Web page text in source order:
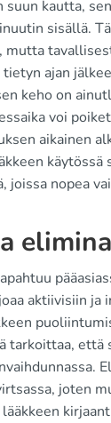
suun kautta,
sisällä.
mutta
ajan
keho on
voi
aikainen
käytössä
joissa nopea
aktiivisiin ja
tarkoittaa, että
joten